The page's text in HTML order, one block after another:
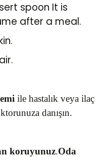
spoon It is
after a meal.
ile hastalık veya ilaç
danışın.
koruyunuz.Oda